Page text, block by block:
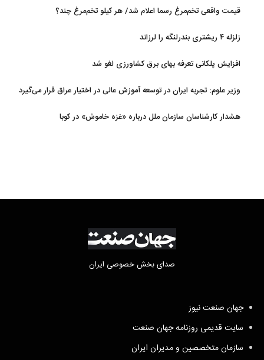
قیمت واقعی تخم‌مرغ رسما اعلام شد/ هر کیلو تخم‌مرغ چند؟
زلزله ۴ ریشتری بندرلنگه را لرزاند
افزایش پلکانی تعرفه بهای برق کشاورزی لغو شد
وزیر علوم: تجربه ایران در توسعه آموزش عالی در اختیار عراق قرار می‌گیرد
هشدار کارشناسان سازمان ملل درباره «غزه‌ خاموش» در کوبا
صدای بخش خصوصی ایران
جهان صنعت نیوز
سایت قدیمی روزنامه جهان صنعت
سازمان متخصصین و مدیران ایران